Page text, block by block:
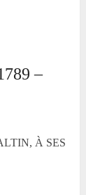
–
À SES